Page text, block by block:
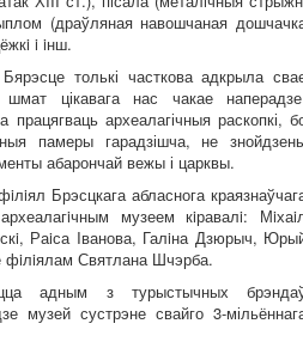
(драўляная навошчаная
i iнш.
толькі часткова адкрыла
цікавага нас чакае
археалагічныя раскопкі,
памеры гарадзішча, не
абарончай вежы і царквы.
Брэсцкага абласнога
музеем кiравалi:
Раiса Iванова, Галiна Дзюрыч,
фiлiялам Святлана Шчэрба.
адным з турыстычных
музей сустрэне свайго 3-